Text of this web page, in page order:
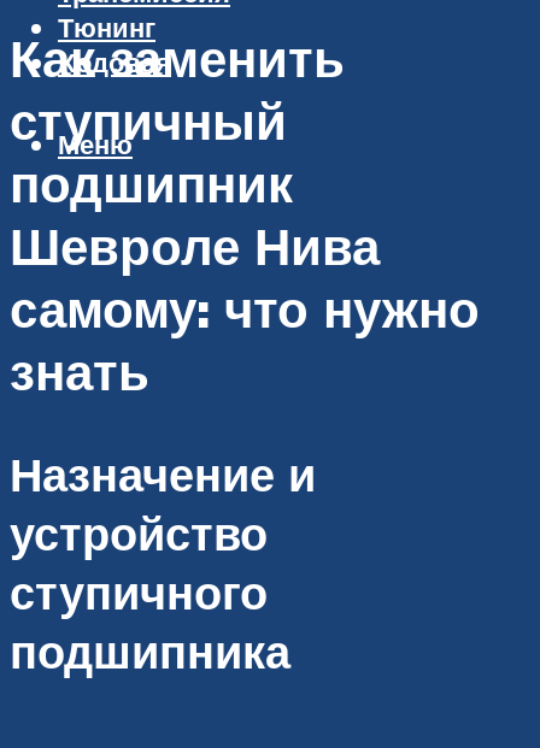
Тюнинг
Ходовая
Меню
Как заменить
ступичный
подшипник
Шевроле Нива
самому: что нужно
знать
Назначение и
устройство
ступичного
подшипника